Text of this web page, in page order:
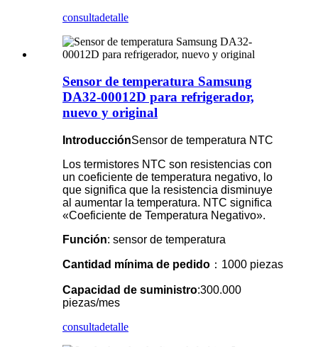
consultadetalle
Sensor de temperatura Samsung
DA32-00012D para refrigerador,
nuevo y original
IntroducciónSensor de temperatura NTC
Los termistores NTC son resistencias con
un coeficiente de temperatura negativo, lo
que significa que la resistencia disminuye
al aumentar la temperatura. NTC significa
«Coeficiente de Temperatura Negativo».
Función: sensor de temperatura
Cantidad mínima de pedido ：1000 piezas
Capacidad de suministro:300.000
piezas/mes
consultadetalle